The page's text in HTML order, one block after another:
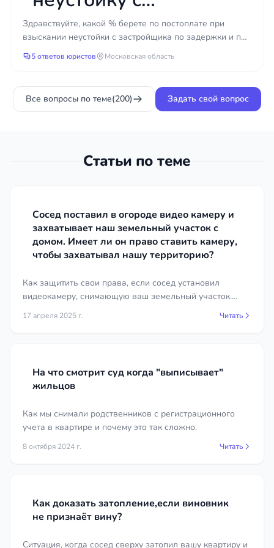
Состав документов зависит от категории дела,
однако чаще всего требуются:
правоустанавливающие документы на
паспорта и документы, подтверждающие
родство или состав семьи;
выписка из домовой книги и сведения о
перепланировки;
квитанции, расчёты и переписка с
управляющей компанией по спорам ЖКХ.
Жилищный юрист поможет определить полный
перечень и подготовить документы так, чтобы они
Карелия
работы и необходимости участия в судебных
заседаниях. Отдельная консультация, подготовка
полное сопровождение спора оцениваются по-
требуют большего объёма работы. Прозрачное
ценообразование позволяет заранее понимать
жилищного юриста в регионе Республика
застройщика за
задержку и
недостатки?
Здравствуйте, какой % берете по постоплате при
взыскании неустойки с застройщика по задержки и по
недостаткам?
5 ответов юристов Московская область
Все вопросы по теме(200) Задать свой вопрос
Статьи по теме
Сосед поставил в огороде видео камеру и
захватывает наш земельный участок с
домом. Имеет ли он право ставить камеру,
чтобы захватывал нашу территорию?
Как защитить свои права, если сосед установил
видеокамеру, снимающую ваш земельный участок.
Рассматриваем правовые аспекты и даём
рекомендации.
17 апреля 2025 г. Читать
На что смотрит суд когда "выписывает"
жильцов
Как мы снимали родственников с регистрационного
учета в квартире и почему это так сложно.
8 октября 2024 г. Читать
Как доказать затопление,если виновник
не признаёт вину?
Ситуация, когда сосед сверху затопил вашу квартиру и